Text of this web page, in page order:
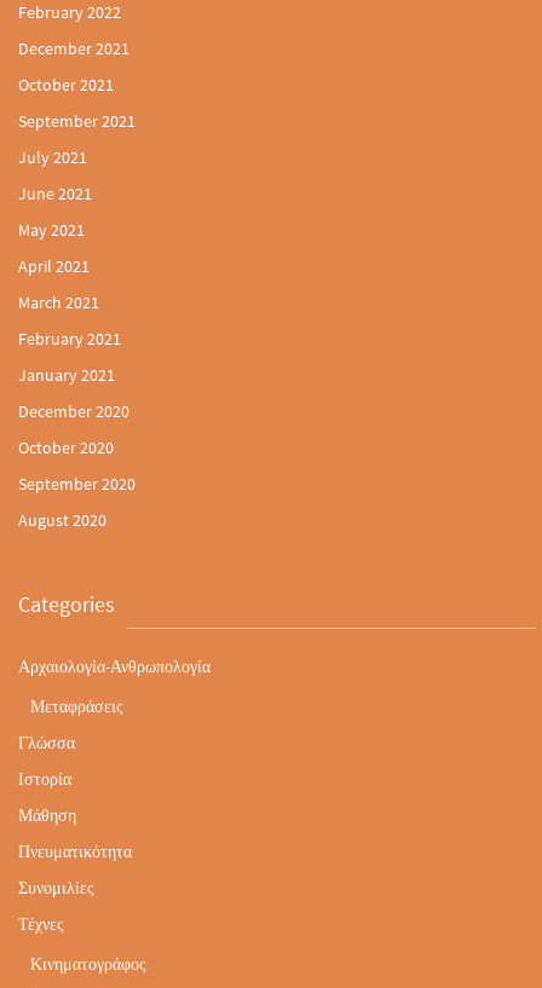
February 2022
December 2021
October 2021
September 2021
July 2021
June 2021
May 2021
April 2021
March 2021
February 2021
January 2021
December 2020
October 2020
September 2020
August 2020
Categories
Αρχαιολογία-Ανθρωπολογία
Μεταφράσεις
Γλώσσα
Ιστορία
Μάθηση
Πνευματικότητα
Συνομιλίες
Τέχνες
Κινηματογράφος